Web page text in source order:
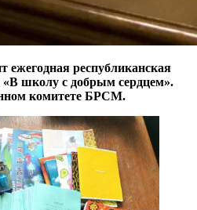
ежегодная республиканская
«В школу с добрым сердцем».
комитете БРСМ.